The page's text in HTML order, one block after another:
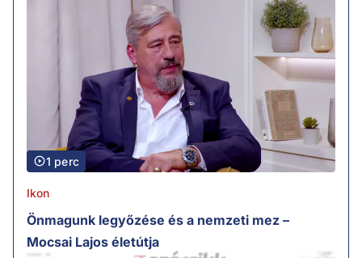
1 perc
Ikon
Önmagunk legyőzése és a nemzeti mez –
Mocsai Lajos életútja